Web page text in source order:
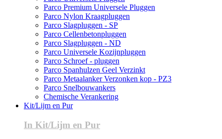
Parco Premium Universele Pluggen
Parco Nylon Kraagpluggen
Parco Slagpluggen - SP
Parco Cellenbetonpluggen
Parco Slagpluggen - ND
Parco Universele Kozijnpluggen
Parco Schroef - pluggen
Parco Spanhulzen Geel Verzinkt
Parco Metaalanker Verzonken kop - PZ3
Parco Snelbouwankers
Chemische Verankering
Kit/Lijm en Pur
In Kit/Lijm en Pur